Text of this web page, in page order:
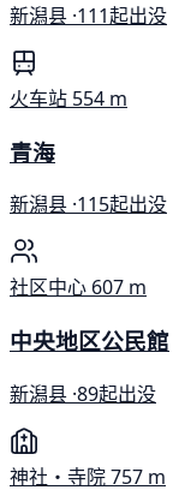
新潟县 ·111起出没
火车站 554 m
青海
新潟县 ·115起出没
社区中心 607 m
中央地区公民館
新潟县 ·89起出没
神社・寺院757 m